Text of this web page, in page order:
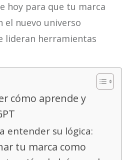
hoy para que tu marca
el nuevo universo
lideran herramientas
cómo aprende y
entender su lógica:
tu marca como